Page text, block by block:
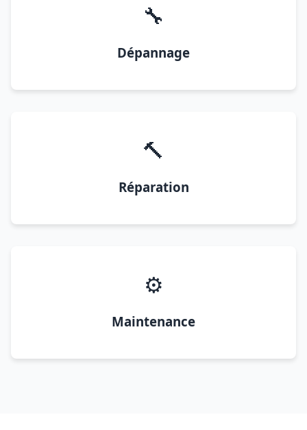
🔧
Dépannage
🔨
Réparation
⚙️
Maintenance